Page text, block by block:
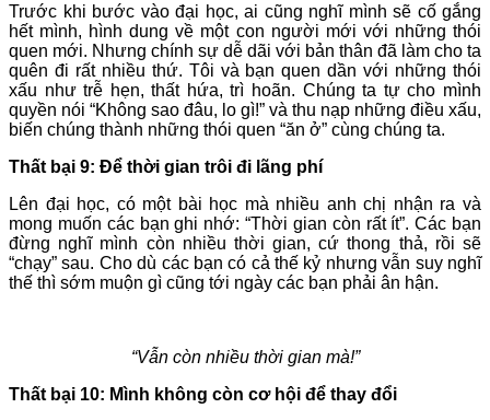
Trước khi bước vào đại học, ai cũng nghĩ mình sẽ cố gắng
hết mình, hình dung về một con người mới với những thói
quen mới. Nhưng chính sự dễ dãi với bản thân đã làm cho ta
quên đi rất nhiều thứ. Tôi và bạn quen dần với những thói
xấu như trễ hẹn, thất hứa, trì hoãn. Chúng ta tự cho mình
quyền nói “Không sao đâu, lo gì!” và thu nạp những điều xấu,
biến chúng thành những thói quen “ăn ở” cùng chúng ta.
Thất bại 9: Để thời gian trôi đi lãng phí
Lên đại học, có một bài học mà nhiều anh chị nhận ra và
mong muốn các bạn ghi nhớ: “Thời gian còn rất ít”. Các bạn
đừng nghĩ mình còn nhiều thời gian, cứ thong thả, rồi sẽ
“chạy” sau. Cho dù các bạn có cả thế kỷ nhưng vẫn suy nghĩ
thế thì sớm muộn gì cũng tới ngày các bạn phải ân hận.
“Vẫn còn nhiều thời gian mà!”
Thất bại 10: Mình không còn cơ hội để thay đổi